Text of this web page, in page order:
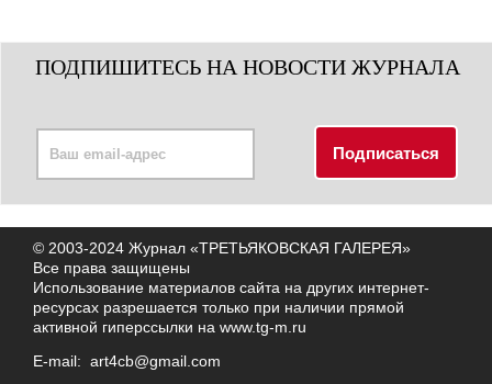
ПОДПИШИТЕСЬ НА НОВОСТИ ЖУРНАЛА
© 2003-2024 Журнал «ТРЕТЬЯКОВСКАЯ ГАЛЕРЕЯ»
Все права защищены
Использование материалов сайта на других интернет-
ресурсах разрешается только при наличии прямой
активной гиперссылки на www.tg-m.ru
E-mail: art4cb@gmail.com